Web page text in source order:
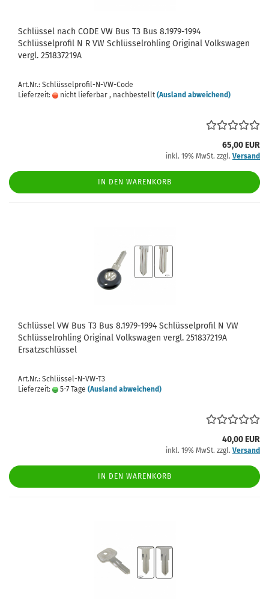
Schlüssel nach CODE VW Bus T3 Bus 8.1979-1994
Schlüsselprofil N R VW Schlüsselrohling Original Volkswagen
vergl. 251837219A
Art.Nr.: Schlüsselprofil-N-VW-Code
Lieferzeit:
nicht lieferbar , nachbestellt (Ausland abweichend)
65,00 EUR
inkl. 19% MwSt. zzgl. Versand
IN DEN WARENKORB
Schlüssel VW Bus T3 Bus 8.1979-1994 Schlüsselprofil N VW
Schlüsselrohling Original Volkswagen vergl. 251837219A
Ersatzschlüssel
Art.Nr.: Schlüssel-N-VW-T3
Lieferzeit:
5-7 Tage (Ausland abweichend)
40,00 EUR
inkl. 19% MwSt. zzgl. Versand
IN DEN WARENKORB